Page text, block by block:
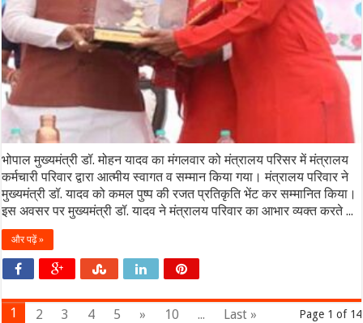
भोपाल मुख्यमंत्री डॉ. मोहन यादव का मंगलवार को मंत्रालय परिसर में मंत्रालय
कर्मचारी परिवार द्वारा आत्मीय स्वागत व सम्मान किया गया। मंत्रालय परिवार ने
मुख्यमंत्री डॉ. यादव को कमल पुष्प की रजत प्रतिकृति भेंट कर सम्मानित किया।
इस अवसर पर मुख्यमंत्री डॉ. यादव ने मंत्रालय परिवार का आभार व्यक्त करते ...
और पढ़ें »
Page 1 of 14
1 2 3 4 5 » 10 ... Last »